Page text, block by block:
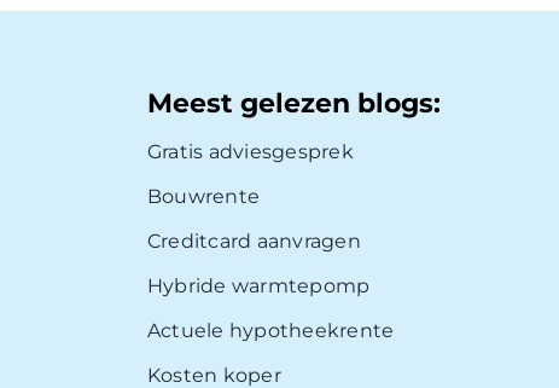
Meest gelezen blogs:
Gratis adviesgesprek
Bouwrente
Creditcard aanvragen
Hybride warmtepomp
Actuele hypotheekrente
Kosten koper